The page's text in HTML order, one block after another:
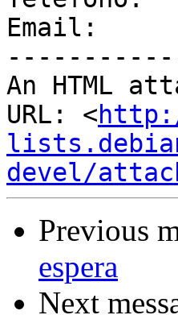
Email:
An HTML
URL: <
devel/
Previous
espera
Next